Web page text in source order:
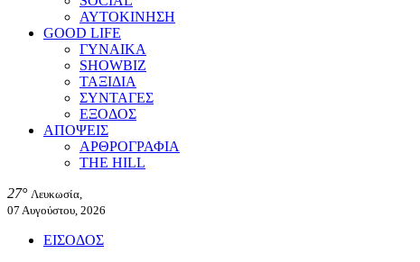
ΑΥΤΟΚΙΝΗΣΗ
GOOD LIFE
ΓΥΝΑΙΚΑ
SHOWBIZ
ΤΑΞΙΔΙΑ
ΣΥΝΤΑΓΕΣ
ΕΞΟΔΟΣ
ΑΠΟΨΕΙΣ
ΑΡΘΡΟΓΡΑΦΙΑ
THE HILL
27° Λευκωσία,
07 Αυγούστου, 2026
ΕΙΣΟΔΟΣ